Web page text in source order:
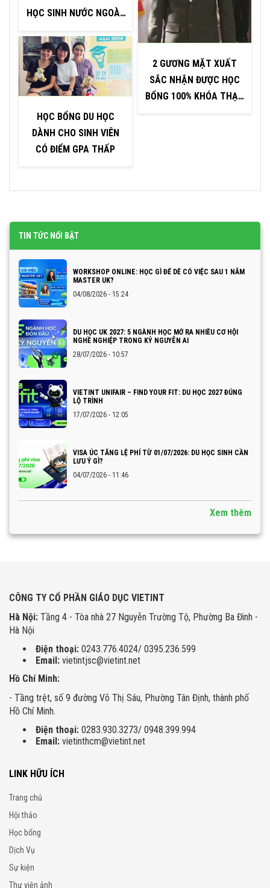
HỌC SINH NƯỚC NGOÀI,
HỌC BỔNG DU HỌC
DÀNH CHO SINH VIÊN
CÓ ĐIỂM GPA THẤP
2 GƯƠNG MẶT XUẤT
SẮC NHẬN ĐƯỢC HỌC
BỔNG 100% KHÓA THẠC
TIN TỨC NỔI BẬT
WORKSHOP ONLINE: HỌC GÌ ĐỂ DỄ CÓ VIỆC SAU 1 NĂM
MASTER UK?
04/08/2026 - 15:24
DU HỌC UK 2027: 5 NGÀNH HỌC MỞ RA NHIỀU CƠ HỘI
NGHỀ NGHIỆP TRONG KỶ NGUYÊN AI
28/07/2026 - 10:57
VIETINT UNIFAIR – FIND YOUR FIT: DU HỌC 2027 ĐÚNG
LỘ TRÌNH
17/07/2026 - 12:05
VISA ÚC TĂNG LỆ PHÍ TỪ 01/07/2026: DU HỌC SINH CẦN
LƯU Ý GÌ?
04/07/2026 - 11:46
Xem thêm
CÔNG TY CỔ PHẦN GIÁO DỤC VIETINT
Hà Nội: Tầng 4 - Tòa nhà 27 Nguyễn Trường Tộ, Phường Ba Đình -
Hà Nội
Điện thoại: 0243.776.4024/ 0395.236.599
Email: vietintjsc@vietint.net
Hồ Chí Minh:
- Tầng trệt, số 9 đường Võ Thị Sáu, Phường Tân Định, thành phố
Hồ Chí Minh.
Điện thoại: 0283.930.3273/ 0948.399.994
Email: vietinthcm@vietint.net
LINK HỮU ÍCH
Trang chủ
Hội thảo
Học bổng
Dịch Vụ
Sự kiện
Thư viện ảnh